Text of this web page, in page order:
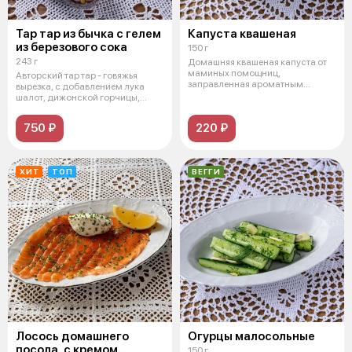
Тар тар из бычка с гелем
из березового сока
243 г
Авторский тар тар - говяжья
вырезка, с добавлением лука
шалот, дижонской горчицы,
750 ₽
Капуста квашеная
150 г
Домашняя квашеная капуста от
маминых помощниц,
заправленная ароматным
220 ₽
ХИТ ТОП
Лосось домашнего
ВЕГГИ
Огурцы малосольные